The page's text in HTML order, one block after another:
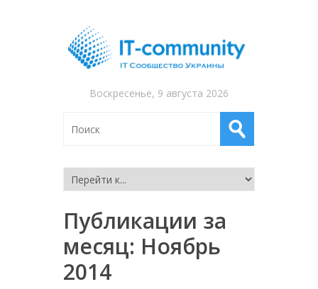
Воскресенье, 9 августа 2026
Публикации за
месяц: Ноябрь
2014